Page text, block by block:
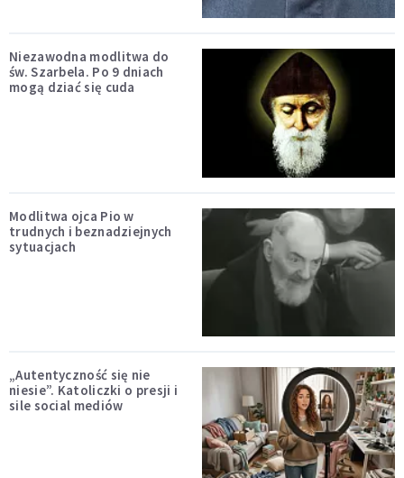
Niezawodna modlitwa do
św. Szarbela. Po 9 dniach
mogą dziać się cuda
Modlitwa ojca Pio w
trudnych i beznadziejnych
sytuacjach
„Autentyczność się nie
niesie”. Katoliczki o presji i
sile social mediów